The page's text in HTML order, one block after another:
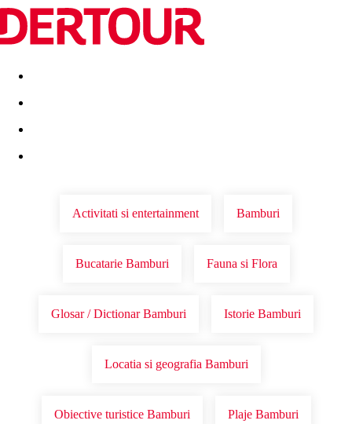
Destinatii Vacanta perfecta OFERTE DE NERATAT
Activitati si entertainment Bamburi
Bucatarie Bamburi Fauna si Flora
Glosar / Dictionar Bamburi Istorie Bamburi
Locatia si geografia Bamburi
Obiective turistice Bamburi Plaje Bamburi